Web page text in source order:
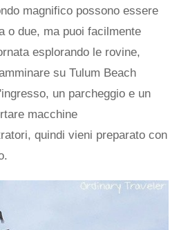
magnifico possono essere
o due, ma puoi facilmente
esplorando le rovine,
su Tulum Beach
un parcheggio e un
macchine
quindi vieni preparato con